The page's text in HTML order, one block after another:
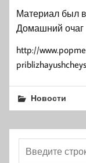
Материал был
Домашний очаг
http://
Новости